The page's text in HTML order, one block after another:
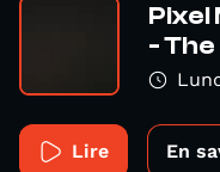
Pixel
- The
Lire En